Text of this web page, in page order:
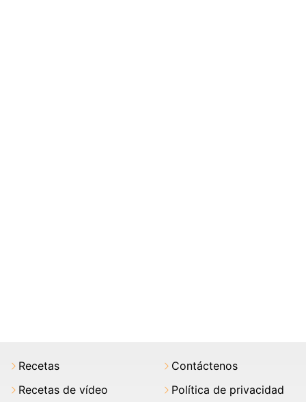
Recetas
Recetas de vídeo
Contáctenos
Política de privacidad